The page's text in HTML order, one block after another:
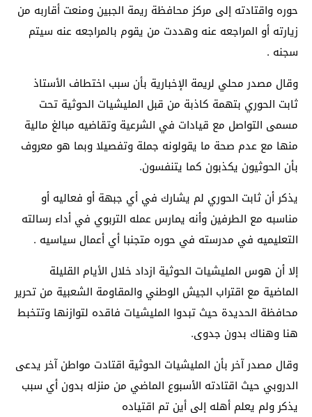
حوره واقتادته إلى مركز محافظة ريمة الجبين ومنعت أقاربه من
زيارته أو المراجعه عنه وهددت من يقوم بالمراجعه عنه سيتم
سجنه .
وقال مصدر محلي لريمة الإخبارية بأن سبب اختطاف الأستاذ
ثابت الحوري بتهمة كاذبة من قبل المليشيات الحوثية تحت
مسمى التواصل مع قيادات في الشرعية وتقاضيه مبالغ مالية
منها مع عدم صحة ما يقولونه جملة وتفصيلا وبما هو معروف
بأن الحوثيون يكذبون كما يتنفسون.
يذكر أن ثابت الحوري لم يشارك في أي جبهة أو فعاليه أو
مناسبه مع الطرفين وأنه يمارس عمله التربوي في أداء رسالته
التعليميه في مدرسته في حوره متجنبا أي أعمال سياسيه .
إلا أن هوس المليشيات الحوثية ازداد خلال الأيام القليلة
الماضية مع اقتراب الجيش الوطني والمقاومة الشعبية من تحرير
محافظة الحديدة حيث تبدوا المليشيات فاقده لتوازنها وتتخبط
هنا وهناك بدون جدوى.
وقال مصدر آخر بأن المليشيات الحوثية اقتادت مواطن آخر يدعى
الدروبي حيث اقتادته الأسبوع الماضي من منزله بدون أي سبب
يذكر ولم يعلم أهله إلى أين تم اقتياده